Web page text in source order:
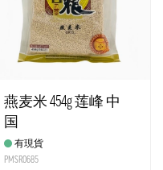
燕麦米 454g 莲峰 中
国
有現貨
PMSR0685